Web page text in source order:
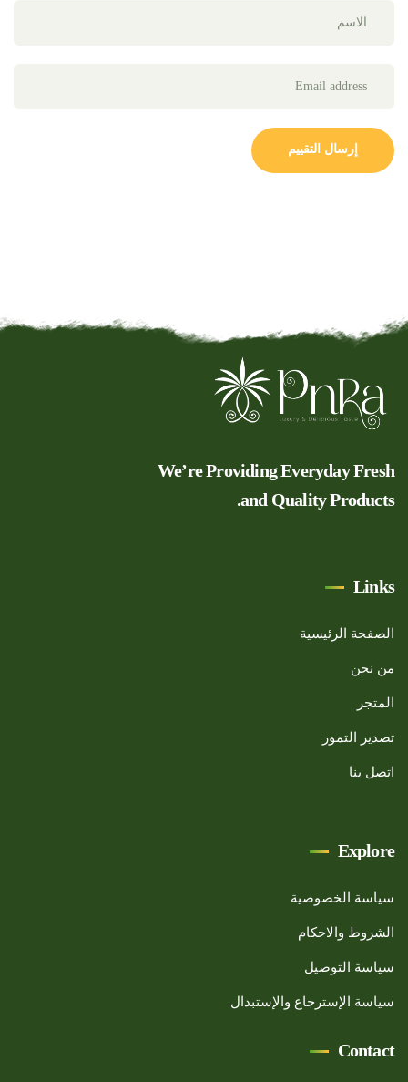
إرسال التقييم
We’re Providing Everyday Fresh
and Quality Products.
Links
الصفحة الرئيسية
من نحن
المتجر
تصدير التمور
اتصل بنا
Explore
سياسة الخصوصية
الشروط والاحكام
سياسة التوصيل
سياسة الإسترجاع والإستبدال
Contact